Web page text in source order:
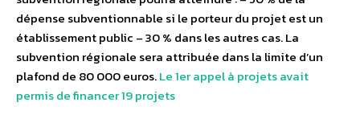
dépense subventionnable si le porteur du projet est un
établissement public – 30 % dans les autres cas. La
subvention régionale sera attribuée dans la limite d’un
plafond de 80 000 euros.Le 1er appel à projets avait
permis de financer 19 projets